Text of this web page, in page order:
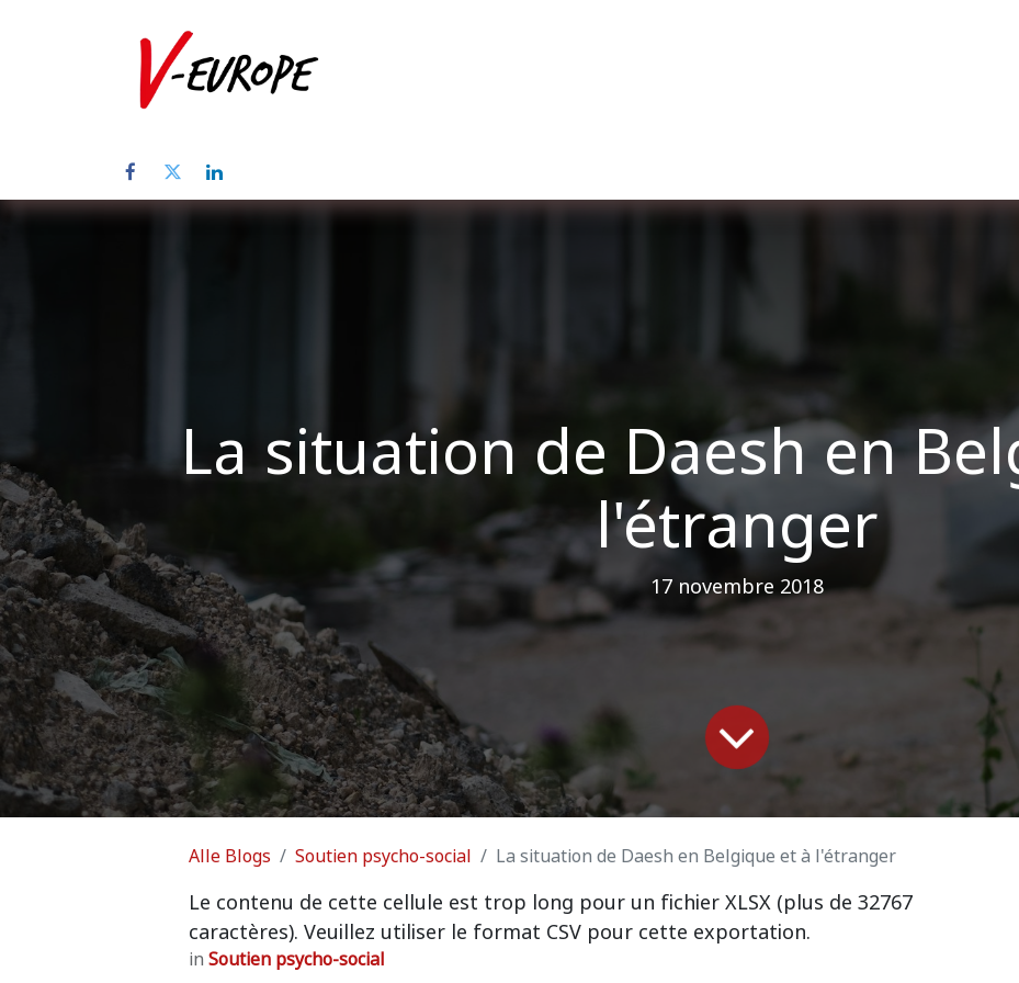
La situation de Daesh en
l'étranger
17 novembre 2018
Alle Blogs Soutien psycho-social La situation de Daesh en Belgique et à l'étranger
Le contenu de cette cellule est trop long pour un fichier XLSX (plus de 32767
caractères). Veuillez utiliser le format CSV pour cette exportation.
in Soutien psycho-social